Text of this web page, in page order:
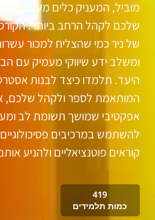
מוביל, המעניק כלים מעשיים
שלכם לקהל הרחב ביותר. הקורס
של ניר כמי שהצליח למכור
ומשלב ידע שיווקי מעמיק עם
היעד. תלמדו כיצד לבנות
המותאמת לספר ולקהל שלכם,
אפקטיבי שמושך תשומת לב
להשתמש במרכיבים
קוראים פוטנציאליים ולהניע
419
כמות תלמידים